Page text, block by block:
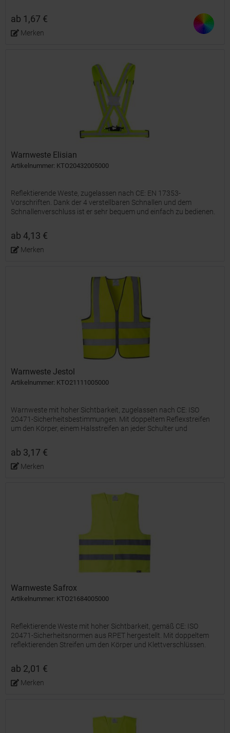
ab 1,67 €
Merken
Warnweste Elisian
Artikelnummer: KTO20432005000
Reflektierende Weste, zugelassen nach CE: EN 17353-
Vorschriften. Dank der 4 verstellbaren Schnallen und dem
Schnallenverschluss ist er sehr bequem und einfach zu bedienen.
ab 4,13 €
Merken
Warnweste Jestol
Artikelnummer: KTO21111005000
Warnweste mit hoher Sichtbarkeit, zugelassen nach CE: ISO
20471-Sicherheitsbestimmungen. Mit doppeltem Reflexstreifen
um den Körper, einem Halsstreifen an jeder Schulter und
ab 3,17 €
Merken
Warnweste Safrox
Artikelnummer: KTO21684005000
Reflektierende Weste mit hoher Sichtbarkeit, gemäß CE: ISO
20471-Sicherheitsnormen aus RPET hergestellt. Mit doppeltem
reflektierenden Streifen um den Körper und Klettverschlüssen.
ab 2,01 €
Merken